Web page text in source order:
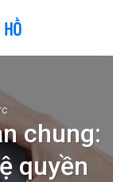
chung:
quyền